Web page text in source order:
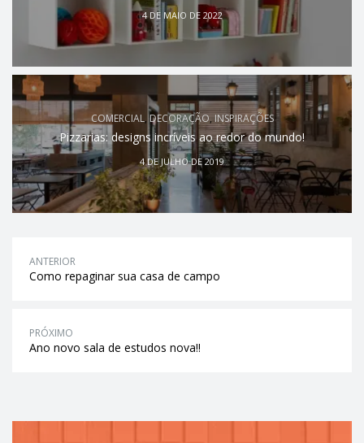
4 DE MAIO DE 2022
COMERCIAL,DECORAÇÃO,INSPIRAÇÕES
Pizzarias: designs incríveis ao redor do mundo!
4 DE JULHO DE 2019
ANTERIOR
Como repaginar sua casa de campo
PRÓXIMO
Ano novo sala de estudos nova!!